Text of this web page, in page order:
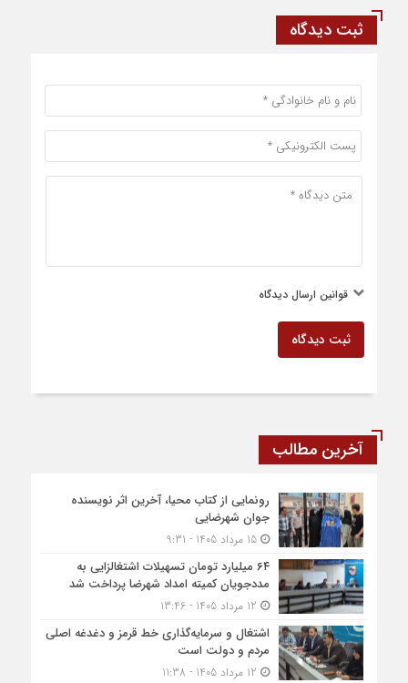
ثبت دیدگاه
قوانین ارسال دیدگاه
ثبت دیدگاه
آخرین مطالب
رونمایی از کتاب محیا، آخرین اثر نویسنده
جوان شهرضایی
15 مرداد 1405 - 9:31
۶۴ میلیارد تومان تسهیلات اشتغالزایی به
مددجویان کمیته امداد شهرضا پرداخت شد
اشتغال و سرمایه‌گذاری خط قرمز و دغدغه اصلی
مردم و دولت است